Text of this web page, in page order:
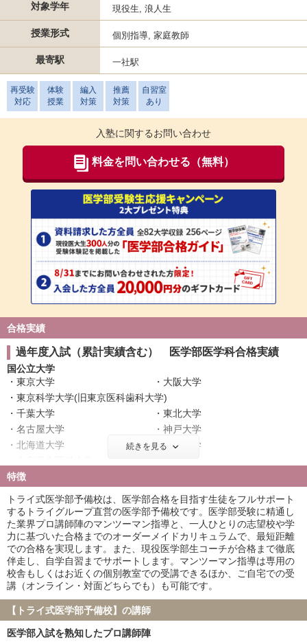
対象学年 現役生, 浪人生
授業形式 個別指導, 家庭教師
最寄駅 一社駅
再受験
対応
体験
授業
編入
対策
推薦
対策
自習室
あり
入塾に関するお問い合わせ
料金を問い合わせる（無料）
合格実績
過年度入試（累計実績含む） 医学部医学科合格実績
国公立大学
東京大学
大阪大学
東京科学大学(旧東京医科歯科大学)
千葉大学
東北大学
名古屋大学
神戸大学
北海道大学
広島大学
名古屋市立大学
金沢大学
浜松医科大学
滋賀医科大学
長崎大学
群馬大学
富山大学
岐阜大学
鹿児島大学
山口大学
愛媛大学
香川大学
福井大学
弘前大学
琉球大学
札幌医科大学
大分大学
鳥取大学
徳島大学
旭川医科大学
続きを見る
特徴
トライ式医学部予備校は、医学部合格を目指す生徒をフルサポート
するトライグループ直営の医学部予備校です。医学部受験に精通し
た業界プロ講師陣のマンツーマン指導と、一人ひとりの志望校や学
力に基づいた合格までのオーダーメイドカリキュラムで、最短距離
での合格を実現します。また、現役医学部生コーチが合格まで徹底
伴走し、自学自習までサポートします。マンツーマン指導は専用の
校舎もしくはお近くの個別教室での受講できるほか、ご自宅での受
講（オンライン・対面どちらでも）も可能です。
【トライ式医学部予備校】の講師
医学部入試を熟知したプロ講師陣